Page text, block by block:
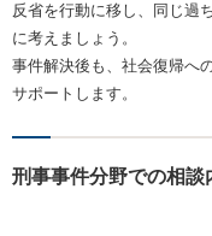
反省を行動に移し、同じ過
に考えましょう。
事件解決後も、社会復帰へ
サポートします。
刑事事件分野での相談